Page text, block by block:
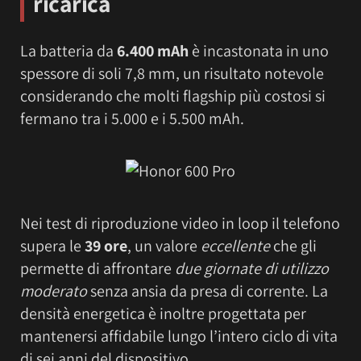
La batteria da6.400 mAhè incastonata in uno
spessore di soli 7,8 mm, un risultato notevole
considerando che molti flagship più costosi si
fermano tra i 5.000 e i 5.500 mAh.
Nei test di riproduzione video in loop il telefono
supera le39 ore, un valore eccellenteche gli
permette di affrontare due giornate di utilizzo
moderatosenza ansia da presa di corrente. La
densità energetica è inoltre progettata per
mantenersi affidabile lungo l’intero ciclo di vita